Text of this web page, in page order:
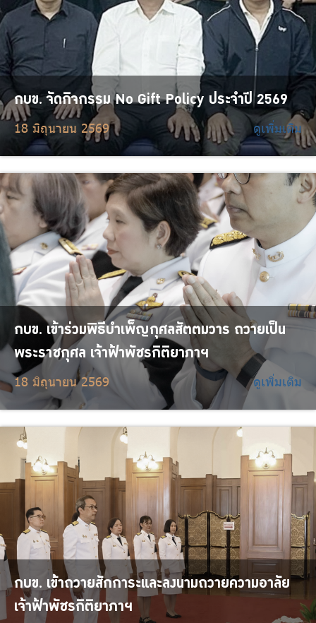
กบข. จัดกิจกรรม No Gift Policy ประจำปี 2569
18 มิถุนายน 2569 ดูเพิ่มเติม
กบข. เข้าร่วมพิธีบำเพ็ญกุศลสัตตมวาร ถวายเป็น
พระราชกุศล เจ้าฟ้าพัชรกิติยาภาฯ
18 มิถุนายน 2569 ดูเพิ่มเติม
กบข. เข้าถวายสักการะและลงนามถวายความอาลัย
เจ้าฟ้าพัชรกิติยาภาฯ